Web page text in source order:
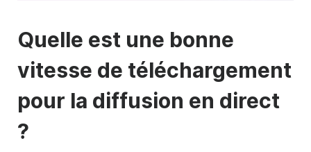
Quelle est une bonne
vitesse de téléchargement
pour la diffusion en direct
?